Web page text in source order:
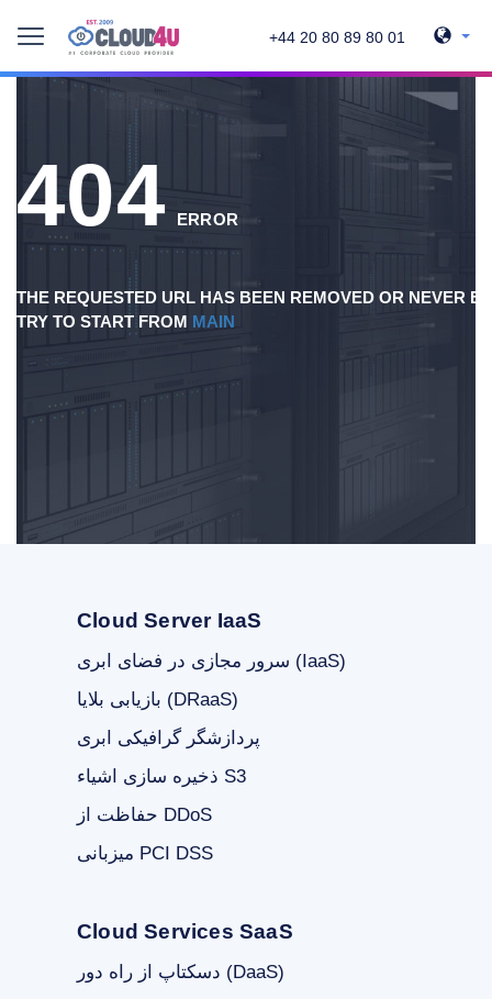
+44 20 80 89 80 01
404 ERROR
THE REQUESTED URL HAS BEEN REMOVED OR NEVER
TRY TO START FROM MAIN
Cloud Server IaaS
سرور مجازی در فضای ابری (IaaS)
بازیابی بلایا (DRaaS)
پردازشگر گرافیکی ابری
ذخیره سازی اشیاء S3
حفاظت از DDoS
میزبانی PCI DSS
Cloud Services SaaS
دسکتاپ از راه دور (DaaS)